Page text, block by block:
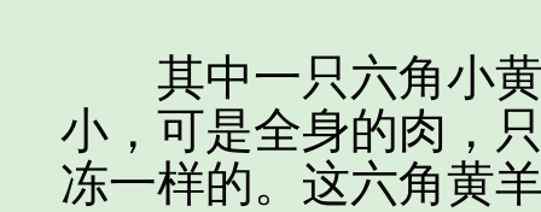
其中一只六角小黄
小，可是全身的肉，
冻一样的。这六角黄